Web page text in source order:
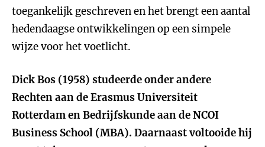
toegankelijk geschreven en het brengt een aantal
hedendaagse ontwikkelingen op een simpele
wijze voor het voetlicht.
Dick Bos (1958) studeerde onder andere
Rechten aan de Erasmus Universiteit
Rotterdam en Bedrijfskunde aan de NCOI
Business School (MBA). Daarnaast voltooide hij